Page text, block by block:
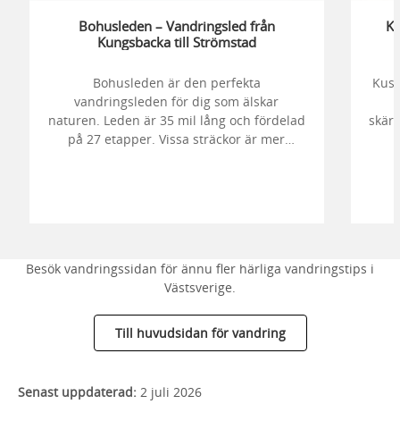
Bohusleden – Vandringsled från
Kungsbacka till Strömstad
Bohusleden är den perfekta
vandringsleden för dig som älskar
naturen. Leden är 35 mil lång och fördelad
på 27 etapper. Vissa sträckor är mer
Besök vandringssidan för ännu fler härliga vandringstips i
Västsverige.
Till huvudsidan för vandring
Senast uppdaterad: 2 juli 2026